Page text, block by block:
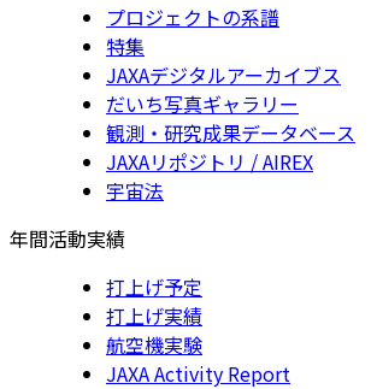
プロジェクトの系譜
特集
JAXAデジタルアーカイブス
だいち写真ギャラリー
観測・研究成果データベース
JAXAリポジトリ / AIREX
宇宙法
年間活動実績
打上げ予定
打上げ実績
航空機実験
JAXA Activity Report